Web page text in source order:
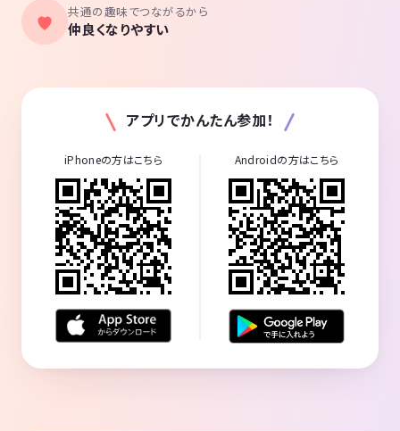
共通の趣味でつながるから
仲良くなりやすい
アプリでかんたん参加！
iPhoneの方はこちら Androidの方はこちら